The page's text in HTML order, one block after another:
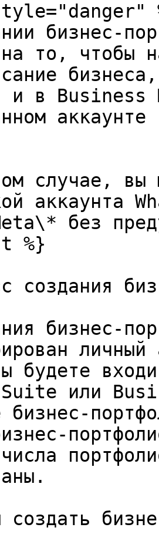
бизнес-
то, чтобы
и в
аккаунте
случае, вы
аккаунта
без
%}
создания
бизнес-
будете
или
бизнес-
создать